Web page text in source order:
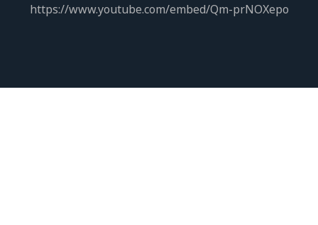
https://www.youtube.com/embed/Qm-prNOXepo